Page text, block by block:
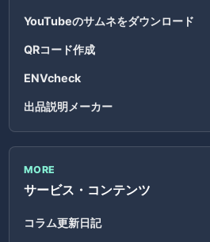
YouTubeのサムネをダウンロード
QRコード作成
ENVcheck
出品説明メーカー
MORE
サービス・コンテンツ
コラム更新日記